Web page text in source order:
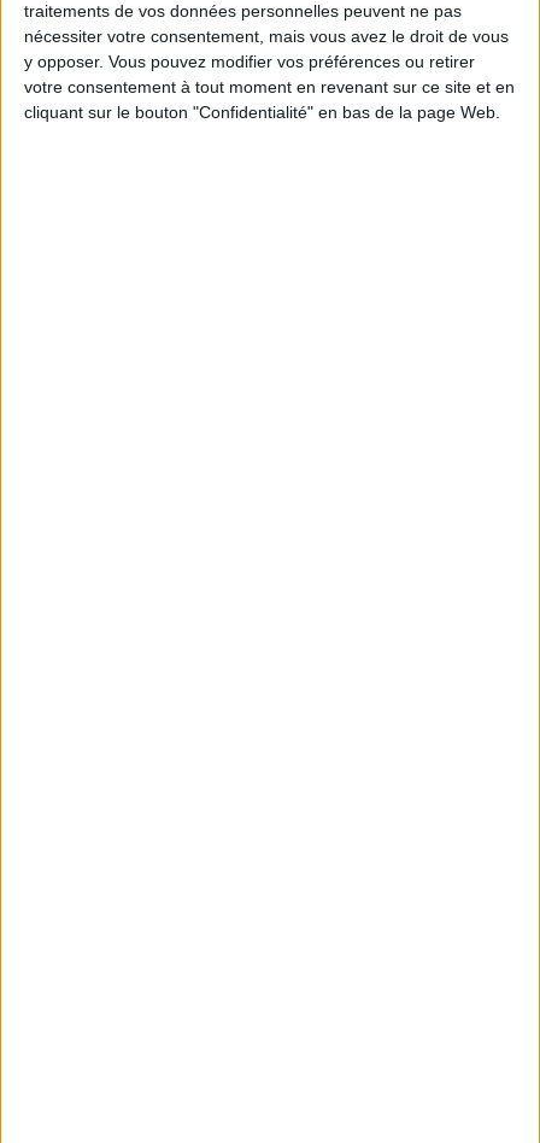
traitements de vos données personnelles peuvent ne pas
nécessiter votre consentement, mais vous avez le droit de vous
y opposer. Vous pouvez modifier vos préférences ou retirer
votre consentement à tout moment en revenant sur ce site et en
cliquant sur le bouton "Confidentialité" en bas de la page Web.
THE MOST STYLISH LUGGAGE FOR TRAVELING IN STYLE